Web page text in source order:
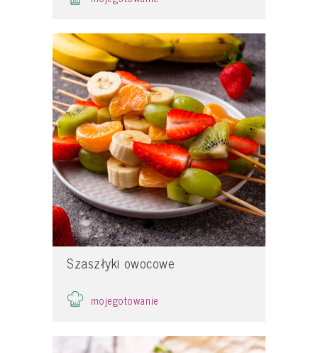
Szaszłyki owocowe
mojegotowanie